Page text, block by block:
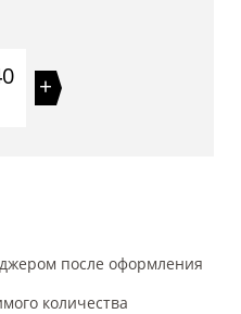
+
после оформления
количества